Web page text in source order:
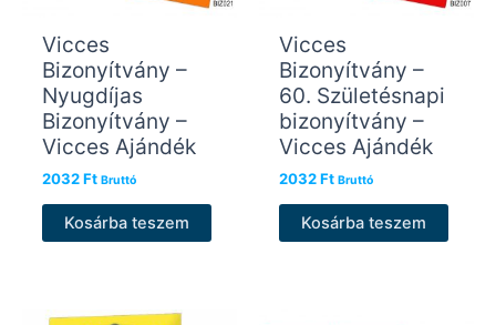
Vicces
Bizonyítvány –
Nyugdíjas
Bizonyítvány –
Vicces Ajándék
2032Ft Bruttó
Kosárba teszem
Vicces
Bizonyítvány –
60. Születésnapi
bizonyítvány –
Vicces Ajándék
2032Ft Bruttó
Kosárba teszem